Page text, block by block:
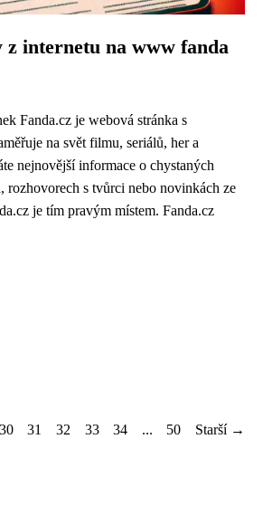
z internetu na www fanda
Fanda.cz je webová stránka s
na svět filmu, seriálů, her a
nejnovější informace o chystaných
rozhovorech s tvůrci nebo novinkách ze
je tím pravým místem. Fanda.cz
30 31 32 33 34 ... 50 Starší →